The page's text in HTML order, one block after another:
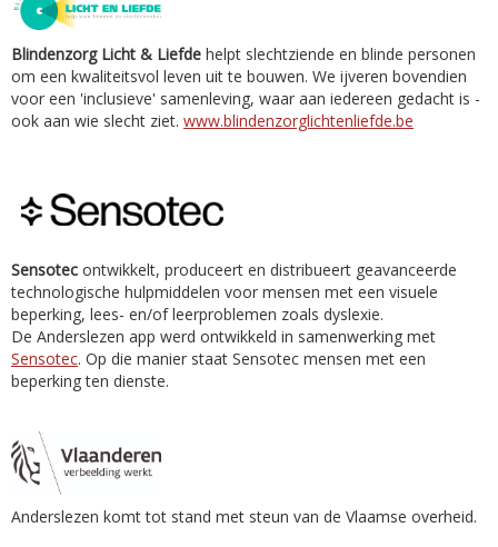
Blindenzorg Licht & Liefde helpt slechtziende en blinde personen
om een kwaliteitsvol leven uit te bouwen. We ijveren bovendien
voor een 'inclusieve' samenleving, waar aan iedereen gedacht is -
ook aan wie slecht ziet. www.blindenzorglichtenliefde.be
Sensotec ontwikkelt, produceert en distribueert geavanceerde
technologische hulpmiddelen voor mensen met een visuele
beperking, lees- en/of leerproblemen zoals dyslexie.
De Anderslezen app werd ontwikkeld in samenwerking met
Sensotec. Op die manier staat Sensotec mensen met een
beperking ten dienste.
Anderslezen komt tot stand met steun van de Vlaamse overheid.